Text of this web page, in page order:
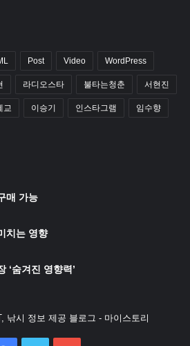
Post Video WordPress
라디오스타 불타는청춘 서현진
교 이승기 인스타그램 임수향
매 가능
치는 영향
‘숨겨진 영향력’
낚시 정보 제공 블로그 - 마이스토리